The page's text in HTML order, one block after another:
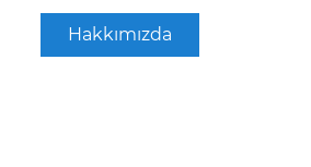
Hakkımızda